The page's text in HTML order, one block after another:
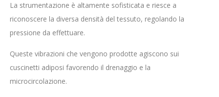
La strumentazione è altamente sofisticata e riesce a
riconoscere la diversa densità del tessuto, regolando la
pressione da effettuare.
Queste vibrazioni che vengono prodotte agiscono sui
cuscinetti adiposi favorendo il drenaggio e la
microcircolazione.